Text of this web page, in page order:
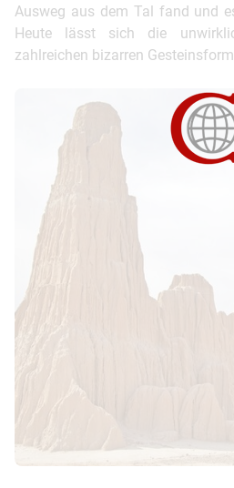
Ausweg aus dem Tal fand und
Heute lässt sich die
zahlreichen bizarren